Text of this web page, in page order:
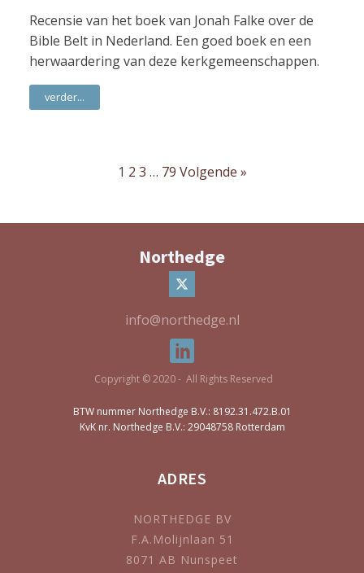
Recensie van het boek van Jonah Falke over de
Bible Belt in Nederland. Een goed boek en een
herwaardering van deze kerkgemeenschappen.
verder...
1 2 3 … 79 Volgende »
Northedge
info@northedge.nl
Copyright © 2020 - All Rights Reserved
BTW nummer Northedge B.V.: 8192.31.472.B.01
KvK nr. Northedge B.V.: 29048758 Rotterdam
ADRES
NORTHEDGE BV
F.A.Molijnlaan 51
8071 AB Nunspeet